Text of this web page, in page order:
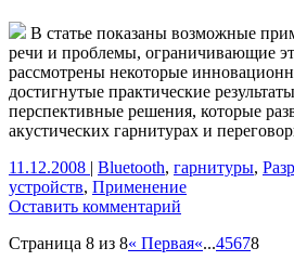
В статье показаны возможные
речи и проблемы, ограничивающие
рассмотрены некоторые
достигнутые практические
перспективные решения, которые
акустических гарнитурах и
11.12.2008
Bluetooth, гарнитуры,
устройств, Применение
Оставить комментарий
Страница 8 из 8« Первая«...45678